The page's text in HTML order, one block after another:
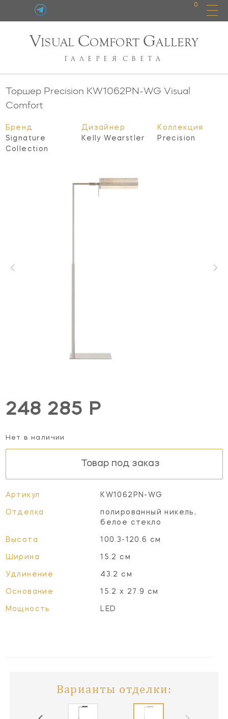
0
VISUAL COMFORT GALLERY
ГАЛЕРЕЯ СВЕТА
Торшер Precision KW1062PN-WG Visual
Comfort
Бренд
Signature
Collection
Дизайнер
Kelly Wearstler
Коллекция
Precision
248 285 Р
Нет в наличии
Товар под заказ
Артикул KW1062PN-WG
Отделка
полированный никель,
белое стекло
Высота 100.3-120.6 см
Ширина 15.2 см
Удлинение 43.2 см
Основание 15.2 х 27.9 см
Мощность LED
Варианты отделки: